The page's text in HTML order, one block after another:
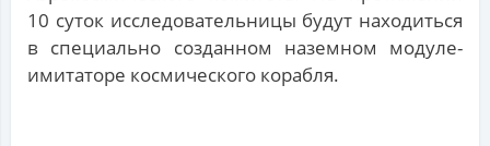
10 суток исследовательницы будут находиться
в специально созданном наземном модуле-
имитаторе космического корабля.